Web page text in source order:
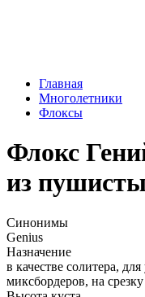
Главная
Многолетники
Флоксы
Флокс
из
Синонимы
Genius
Назначение
в качестве солитера,
миксбордеров, на срезку